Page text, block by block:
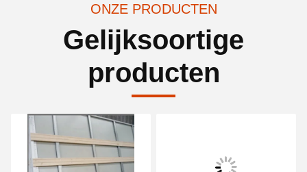
ONZE PRODUCTEN
Gelijksoortige
producten